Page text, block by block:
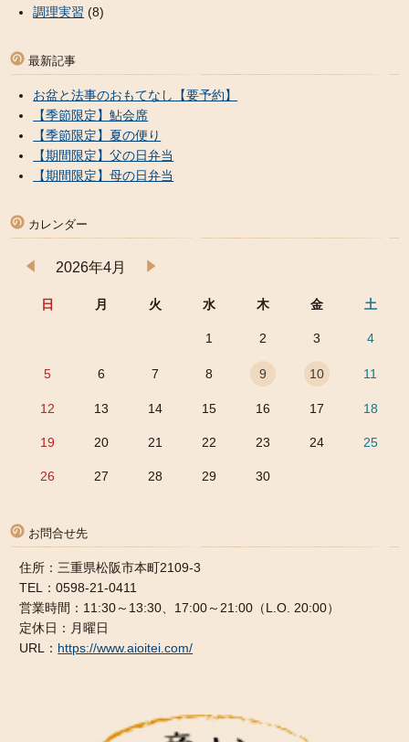
調理実習 (8)
最新記事
お盆と法事のおもてなし【要予約】
【季節限定】鮎会席
【季節限定】夏の便り
【期間限定】父の日弁当
【期間限定】母の日弁当
カレンダー
2026年4月
日 月 火 水 木 金 土
1 2 3 4
5 6 7 8 9 10 11
12 13 14 15 16 17 18
19 20 21 22 23 24 25
26 27 28 29 30
お問合せ先
住所：三重県松阪市本町2109-3
TEL：0598-21-0411
営業時間：11:30～13:30、17:00～21:00（L.O. 20:00）
定休日：月曜日
URL： https://www.aioitei.com/